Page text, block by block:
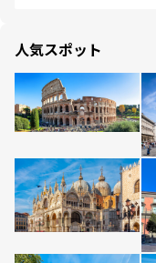
人気スポット